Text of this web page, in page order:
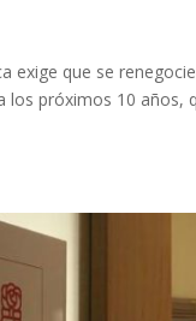
exige que se
próximos 10 años,